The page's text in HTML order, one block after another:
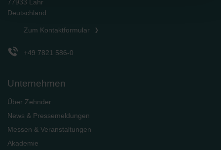
Einige Cookies werden von Drittparteien platziert, die auf
unseren Seiten erscheinen.
Sie können Ihre Einwilligung jederzeit von der Cookie-
77933 Lahr
Deutschland
Zum Kontaktformular
+49 7821 586-0
Unternehmen
Über Zehnder
News & Pressemeldungen
Messen & Veranstaltungen
Akademie